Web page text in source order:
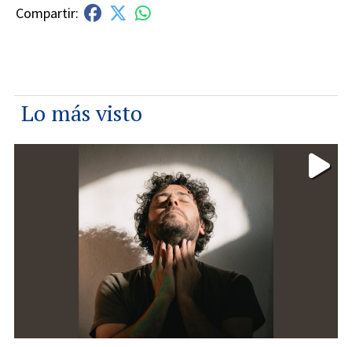
Lo más visto